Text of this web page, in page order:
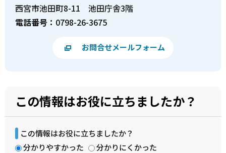
西宮市池田町8-11 池田庁舎3階
電話番号： 0798-26-3675
お問合せメールフォーム
この情報はお役に立ちましたか？
この情報はお役に立ちましたか？
分かりやすかった
分かりにくかった